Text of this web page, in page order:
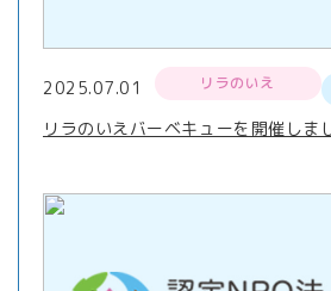
2025.07.01 リラのいえ
リラのいえバーベキューを開催しま